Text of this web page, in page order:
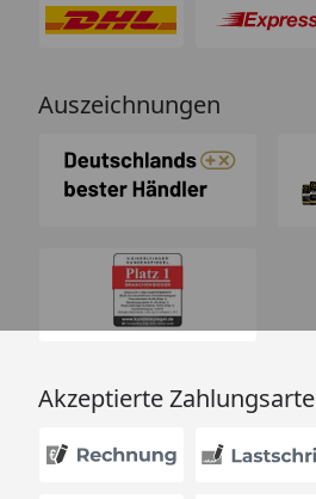
Auszeichnungen
Akzeptierte